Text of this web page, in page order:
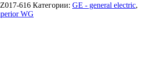
616 Категории: GE - general electric,
WG